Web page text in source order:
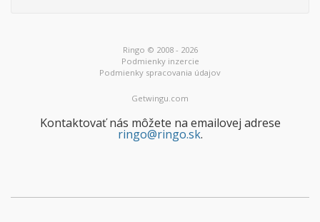
Ringo © 2008 - 2026
Podmienky inzercie
Podmienky spracovania údajov
Getwingu.com
Kontaktovať nás môžete na emailovej adrese
ringo@ringo.sk.